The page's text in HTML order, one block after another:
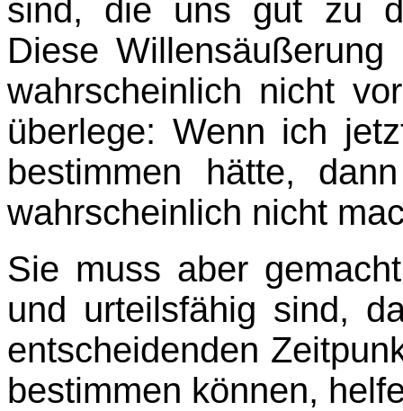
sind, die uns gut zu
Diese
wahrscheinlich nicht
überlege: Wenn ich
bestimmen hätte,
wahrscheinlich nicht
Sie muss aber
und urteilsfähig sind,
entscheidenden
bestimmen können,